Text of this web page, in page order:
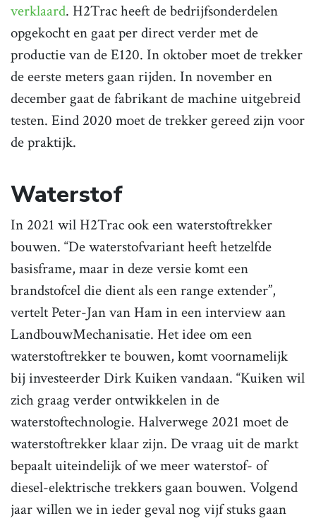
verklaard. H2Trac heeft de bedrijfsonderdelen
opgekocht en gaat per direct verder met de
productie van de E120. In oktober moet de trekker
de eerste meters gaan rijden. In november en
december gaat de fabrikant de machine uitgebreid
testen. Eind 2020 moet de trekker gereed zijn voor
de praktijk.
Waterstof
In 2021 wil H2Trac ook een waterstoftrekker
bouwen. “De waterstofvariant heeft hetzelfde
basisframe, maar in deze versie komt een
brandstofcel die dient als een range extender”,
vertelt Peter-Jan van Ham in een interview aan
LandbouwMechanisatie. Het idee om een
waterstoftrekker te bouwen, komt voornamelijk
bij investeerder Dirk Kuiken vandaan. “Kuiken wil
zich graag verder ontwikkelen in de
waterstoftechnologie. Halverwege 2021 moet de
waterstoftrekker klaar zijn. De vraag uit de markt
bepaalt uiteindelijk of we meer waterstof- of
diesel-elektrische trekkers gaan bouwen. Volgend
jaar willen we in ieder geval nog vijf stuks gaan